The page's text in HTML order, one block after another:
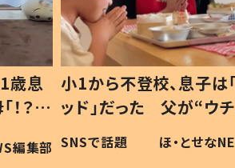
歳息
？」
編集部
小1から不登校、息子は
ッド」だった 父が“ウ
作り続ける理由とは #
#令和の子
SNSで話題 ほ・とせな